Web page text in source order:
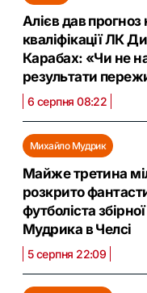
Алієв дав прогноз
кваліфікації ЛК
Карабах: «Чи не
результати
6 серпня 08:22
Михайло Мудрик
Майже третина
розкрито
футболіста
Мудрика в Челсі
5 серпня 22:09